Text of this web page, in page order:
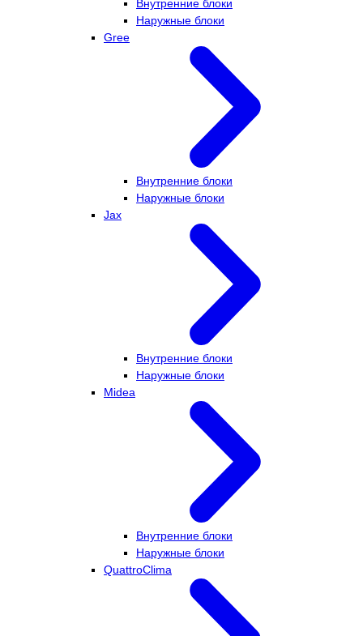
Внутренние блоки
Наружные блоки
Gree
Внутренние блоки
Наружные блоки
Jax
Внутренние блоки
Наружные блоки
Midea
Внутренние блоки
Наружные блоки
QuattroClima